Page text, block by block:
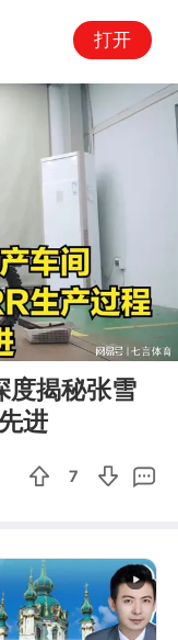
打开
11:01
度揭秘张雪
进
7